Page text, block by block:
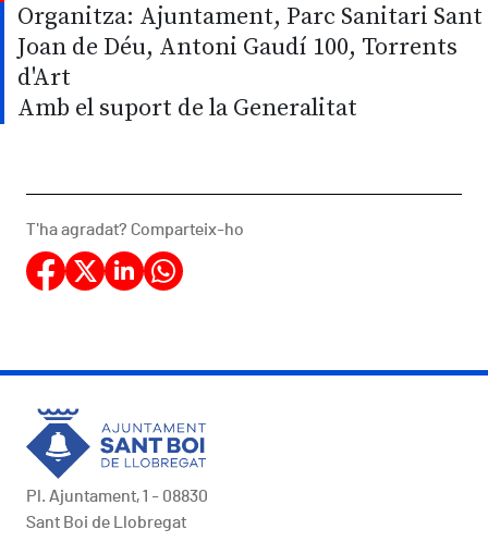
Organitza: Ajuntament, Parc Sanitari Sant
Joan de Déu, Antoni Gaudí 100, Torrents
d'Art
Amb el suport de la Generalitat
T'ha agradat? Comparteix-ho
Pl. Ajuntament, 1 - 08830
Sant Boi de Llobregat